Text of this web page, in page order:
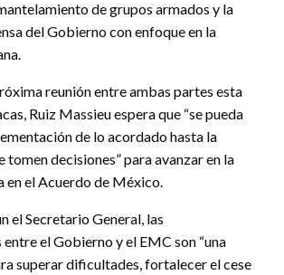
de grupos armados y la
del Gobierno con enfoque en la
reunión entre ambas partes esta
Ruiz Massieu espera que “se pueda
de lo acordado hasta la
tomen decisiones” para avanzar en la
en el Acuerdo de México.
el Secretario General, las
el Gobierno y el EMC son “una
superar dificultades, fortalecer el cese